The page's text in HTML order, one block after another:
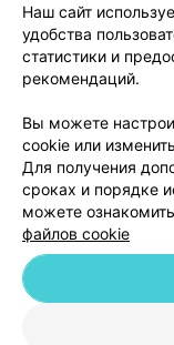
© 2026 ООО «Артокс
Наш сайт
удобства
статистики и
рекомендаций.
Вы можете
cookie или
Для получения
сроках и порядке
можете
файлов cookie